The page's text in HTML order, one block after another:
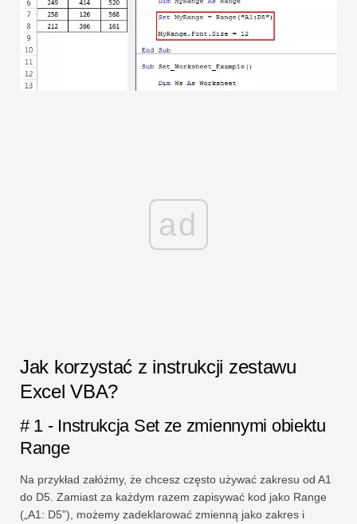
ad
Jak korzystać z instrukcji zestawu
Excel VBA?
# 1 - Instrukcja Set ze zmiennymi obiektu
Range
Na przykład załóżmy, że chcesz często używać zakresu od A1
do D5. Zamiast za każdym razem zapisywać kod jako Range
(„A1: D5”), możemy zadeklarować zmienną jako zakres i